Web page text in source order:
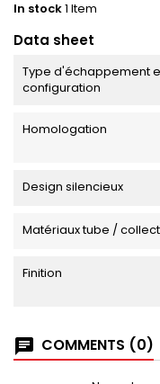
In stock1 Item
Data sheet
Type d'échappement
configuration
Homologation
Design silencieux
Matériaux tube /
Finition
COMMENTS (0)